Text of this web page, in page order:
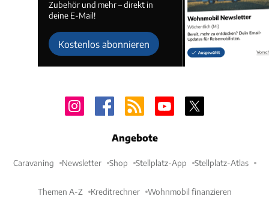
Zubehör und mehr – direkt in
deine E-Mail!
Kostenlos abonnieren
Angebote
Caravaning Newsletter Shop Stellplatz-App Stellplatz-Atlas
Themen A-Z Kreditrechner Wohnmobil finanzieren